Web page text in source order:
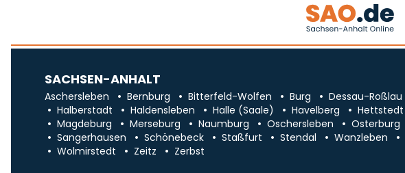
SACHSEN-ANHALT
Aschersleben Bernburg Bitterfeld-Wolfen Burg Dessau-Roßlau
Halberstadt
Haldensleben Halle (Saale) Havelberg Hettstedt
Magdeburg
Merseburg Naumburg Oschersleben Osterburg
Sangerhausen
Schönebeck Staßfurt Stendal Wanzleben
Wolmirstedt
Zeitz Zerbst